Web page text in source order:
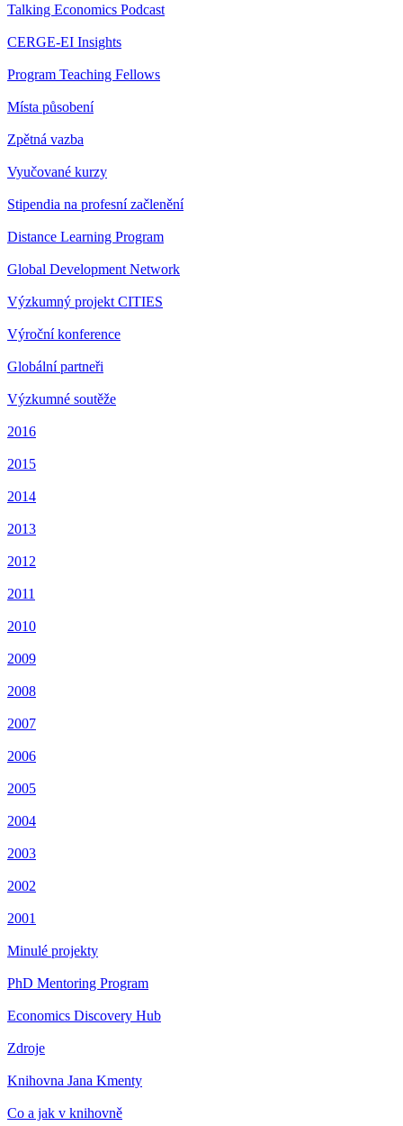
Talking Economics Podcast
CERGE-EI Insights
Program Teaching Fellows
Místa působení
Zpětná vazba
Vyučované kurzy
Stipendia na profesní začlenění
Distance Learning Program
Global Development Network
Výzkumný projekt CITIES
Výroční konference
Globální partneři
Výzkumné soutěže
2016
2015
2014
2013
2012
2011
2010
2009
2008
2007
2006
2005
2004
2003
2002
2001
Minulé projekty
PhD Mentoring Program
Economics Discovery Hub
Zdroje
Knihovna Jana Kmenty
Co a jak v knihovně